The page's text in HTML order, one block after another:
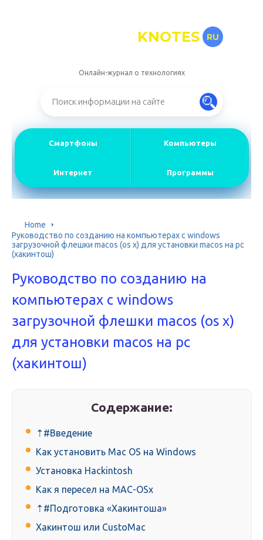
KNOTES RU
Онлайн-журнал о технологиях
Смартфоны Компьютеры
Интернет Программы
Home
Руководство по созданию на компьютерах с windows
загрузочной флешки macos (os x) для установки macos на pc
(хакинтош)
Руководство по созданию на
компьютерах с windows
загрузочной флешки macos (os x)
для установки macos на pc
(хакинтош)
Содержание:
⇡#Введение
Как установить Mac OS на Windows
Установка Hackintosh
Как я пересел на MAC-OSx
⇡#Подготовка «Хакинтоша»
Хакинтош или CustoMac